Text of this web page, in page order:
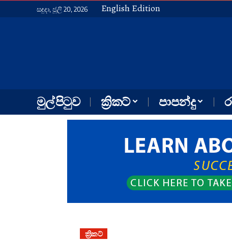
සඳුදා, ජූලි 20, 2026 English Edition
මුල් පිටුව ක්‍රිකට් පාපන්දු
ක්‍රිකට්